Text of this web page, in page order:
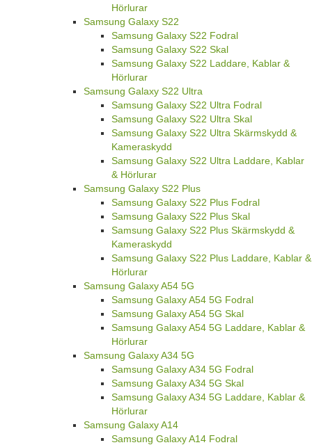
Hörlurar
Samsung Galaxy S22
Samsung Galaxy S22 Fodral
Samsung Galaxy S22 Skal
Samsung Galaxy S22 Laddare, Kablar &
Hörlurar
Samsung Galaxy S22 Ultra
Samsung Galaxy S22 Ultra Fodral
Samsung Galaxy S22 Ultra Skal
Samsung Galaxy S22 Ultra Skärmskydd &
Kameraskydd
Samsung Galaxy S22 Ultra Laddare, Kablar
& Hörlurar
Samsung Galaxy S22 Plus
Samsung Galaxy S22 Plus Fodral
Samsung Galaxy S22 Plus Skal
Samsung Galaxy S22 Plus Skärmskydd &
Kameraskydd
Samsung Galaxy S22 Plus Laddare, Kablar &
Hörlurar
Samsung Galaxy A54 5G
Samsung Galaxy A54 5G Fodral
Samsung Galaxy A54 5G Skal
Samsung Galaxy A54 5G Laddare, Kablar &
Hörlurar
Samsung Galaxy A34 5G
Samsung Galaxy A34 5G Fodral
Samsung Galaxy A34 5G Skal
Samsung Galaxy A34 5G Laddare, Kablar &
Hörlurar
Samsung Galaxy A14
Samsung Galaxy A14 Fodral